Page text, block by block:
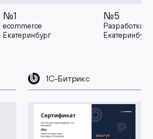
№1
ecommerce
Екатеринбург
№5
Разработка
Екатеринбург
1С-Битрикс